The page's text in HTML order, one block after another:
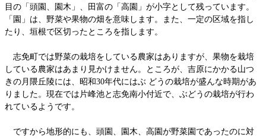
目の「頭園、園木」、田富の「高園」が小字として残っています。
「園」は、野菜や果物の畑を意味します。また、一定の区域を指し
たり、垣根で区切ったところを指します。
志免町では野菜の栽培をしている農家はありますが、果物を栽培
している農家はあまり見かけません。ところが、吉原にかかる山つ
きの月隈丘陵には、昭和30年代にはぶ どうの栽培が盛んな時期があ
りました。現在では片峰池と志免南小付近で、ぶどうの栽培が行わ
れているようです。
ですから地形的にも、頭園、園木、高園が野菜園であったのに対